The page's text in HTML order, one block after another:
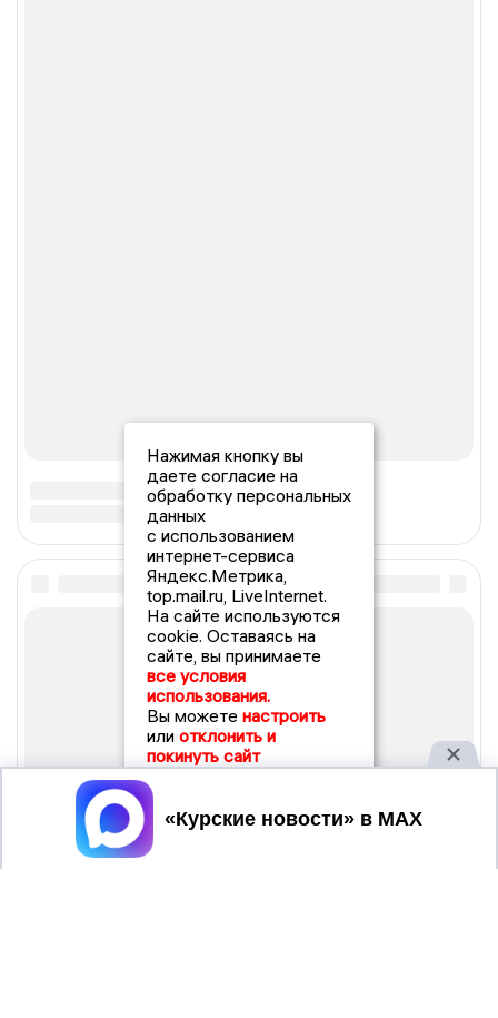
Нажимая кнопку вы
даете согласие на
обработку персональных
данных
с использованием
интернет-сервиса
Яндекс.Метрика,
top.mail.ru, LiveInternet.
На сайте используются
cookie. Оставаясь на
сайте, вы принимаете
все условия
использования.
Вы можете настроить
или отклонить и
покинуть сайт
Принять